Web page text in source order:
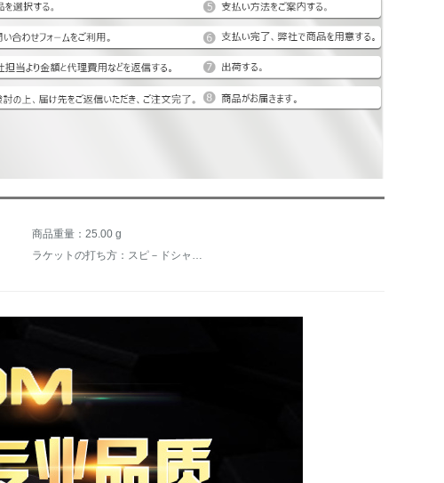
商品重量：25.00 g
ラケットの打ち方：スピ－ドシャー、バックボル、攻撃用シェ－ク、バランス